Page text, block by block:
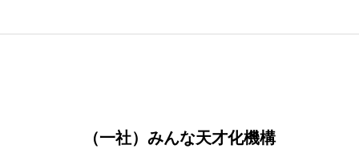
（一社）みんな天才化機構